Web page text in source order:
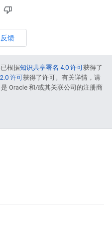
馈
根据知识共享署名 4.0 许可获得了
许可获得了许可。有关详情，请
是 Oracle 和/或其关联公司的注册商